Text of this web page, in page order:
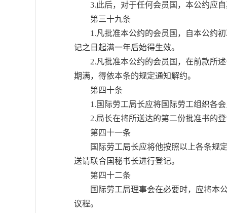
3.此后，对于任何会员国，本公约应自
第三十九条
1.凡批准本公约的会员国，自本公约初
记之日起满一年后始得生效。
2.凡批准本公约的会员国，在前款所述
期满，得依本条的规定通知解约。
第四十条
1.国际劳工局长应将国际劳工组织各会
2.局长在将所送达的第二份批准书的登
第四十一条
国际劳工局长应将他按照以上各条规定
送请联合国秘书长进行登记。
第四十二条
国际劳工局理事会在必要时，应将本公
议程。